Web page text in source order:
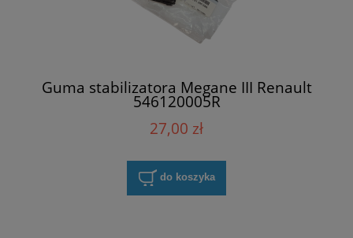
Guma stabilizatora Megane III Renault
546120005R
27,00 zł
do koszyka